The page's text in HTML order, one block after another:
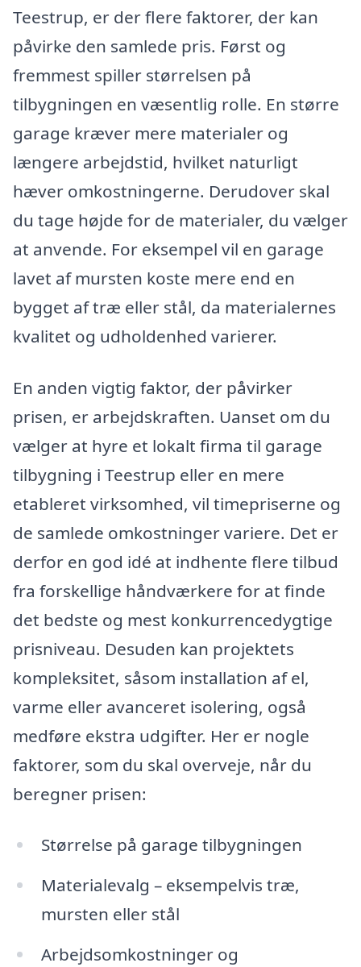
Teestrup, er der flere faktorer, der kan
påvirke den samlede pris. Først og
fremmest spiller størrelsen på
tilbygningen en væsentlig rolle. En større
garage kræver mere materialer og
længere arbejdstid, hvilket naturligt
hæver omkostningerne. Derudover skal
du tage højde for de materialer, du vælger
at anvende. For eksempel vil en garage
lavet af mursten koste mere end en
bygget af træ eller stål, da materialernes
kvalitet og udholdenhed varierer.
En anden vigtig faktor, der påvirker
prisen, er arbejdskraften. Uanset om du
vælger at hyre et lokalt firma til garage
tilbygning i Teestrup eller en mere
etableret virksomhed, vil timepriserne og
de samlede omkostninger variere. Det er
derfor en god idé at indhente flere tilbud
fra forskellige håndværkere for at finde
det bedste og mest konkurrencedygtige
prisniveau. Desuden kan projektets
kompleksitet, såsom installation af el,
varme eller avanceret isolering, også
medføre ekstra udgifter. Her er nogle
faktorer, som du skal overveje, når du
beregner prisen:
Størrelse på garage tilbygningen
Materialevalg – eksempelvis træ,
mursten eller stål
Arbejdsomkostninger og